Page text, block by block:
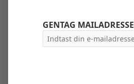
GENTAG MAILADRESSE